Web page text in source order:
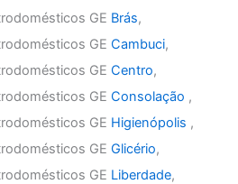
GE Brás,
GECambuci,
GECentro,
GEConsolação ,
GE Higienópolis ,
GEGlicério,
GE Liberdade,